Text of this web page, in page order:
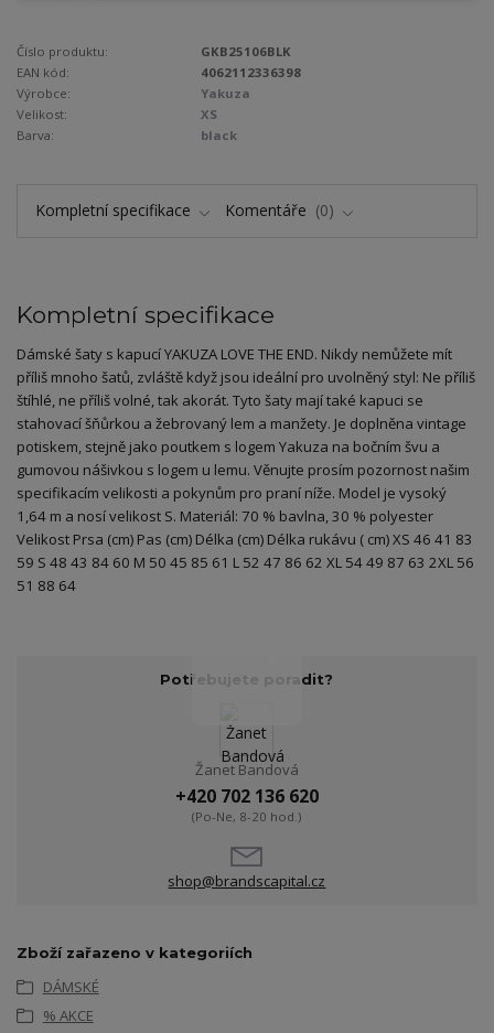
Číslo produktu:
GKB25106BLK
EAN kód:
4062112336398
Výrobce:
Yakuza
Velikost:
XS
Barva:
black
Kompletní specifikace Komentáře 0
Kompletní specifikace
Dámské šaty s kapucí YAKUZA LOVE THE END. Nikdy nemůžete mít
příliš mnoho šatů, zvláště když jsou ideální pro uvolněný styl: Ne příliš
štíhlé, ne příliš volné, tak akorát. Tyto šaty mají také kapuci se
stahovací šňůrkou a žebrovaný lem a manžety. Je doplněna vintage
potiskem, stejně jako poutkem s logem Yakuza na bočním švu a
gumovou nášivkou s logem u lemu. Věnujte prosím pozornost našim
specifikacím velikosti a pokynům pro praní níže. Model je vysoký
1,64 m a nosí velikost S. Materiál: 70 % bavlna, 30 % polyester
Velikost Prsa (cm) Pas (cm) Délka (cm) Délka rukávu ( cm) XS 46 41 83
59 S 48 43 84 60 M 50 45 85 61 L 52 47 86 62 XL 54 49 87 63 2XL 56
51 88 64
Potřebujete poradit?
Žanet Bandová
+420 702 136 620
(Po-Ne, 8-20 hod.)
shop@brandscapital.cz
Zboží zařazeno v kategoriích
DÁMSKÉ
% AKCE